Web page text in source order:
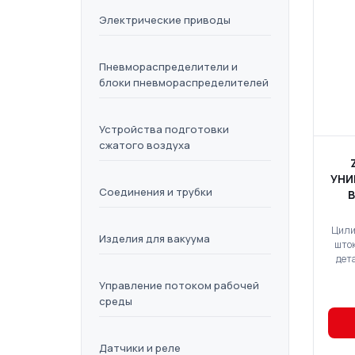
Электрические приводы
Пневмораспределители и
блоки пневмораспределителей
Устройства подготовки
сжатого воздуха
Соединения и трубки
Изделия для вакуума
Управление потоком рабочей
среды
Датчики и реле